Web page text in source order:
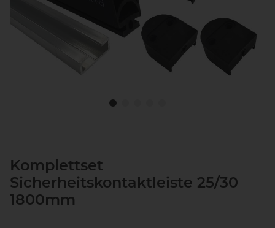
Komplettset
Sicherheitskontaktleiste 25/30
1800mm